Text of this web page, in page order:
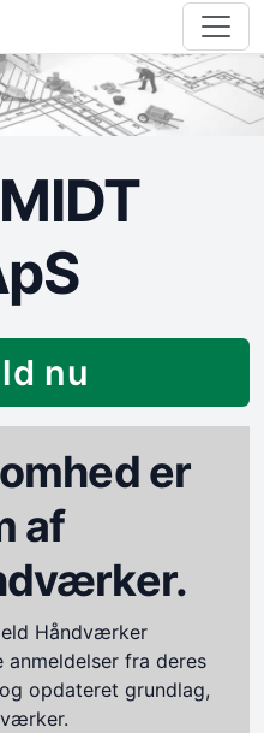
nu
er
af
Håndværker
anmeldelser fra deres
opdateret grundlag,